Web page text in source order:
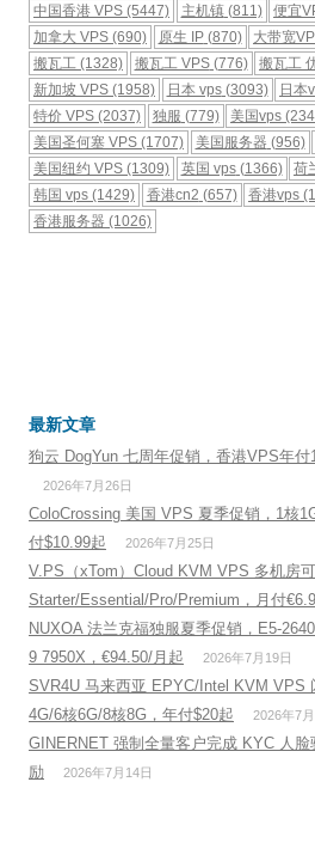
中国香港 VPS (5447) 主机镇(811) 便宜
加拿大 VPS (690) 原生 IP(870) 大带宽
搬瓦工 (1328) 搬瓦工 VPS(776) 搬瓦工
新加坡 VPS (1958) 日本 vps(3093) 日本
特价 VPS (2037) 独服 (779) 美国vps
美国圣何塞 VPS (1707) 美国服务器 (956)
美国纽约 VPS (1309) 英国 vps(1366) 荷
韩国 vps (1429) 香港cn2 (657) 香港vps
香港服务器 (1026)
最新文章
狗云 DogYun 七周年促销，香港VPS年
2026年7月26日
ColoCrossing 美国 VPS 夏季促销，1核
付$10.99起
2026年7月25日
V.PS（xTom）Cloud KVM VPS 多机房可
Starter/Essential/Pro/Premium，月付
NUXOA 法兰克福独服夏季促销，E5-
9 7950X，€94.50/月起
2026年7月19日
SVR4U 马来西亚 EPYC/Intel KVM VPS
4G/6核6G/8核8G，年付$20起
2026年7
GINERNET 强制全量客户完成 KYC 人
励
2026年7月14日